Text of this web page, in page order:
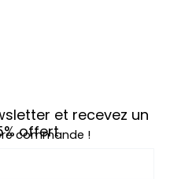
et recevez un
offert
commande !